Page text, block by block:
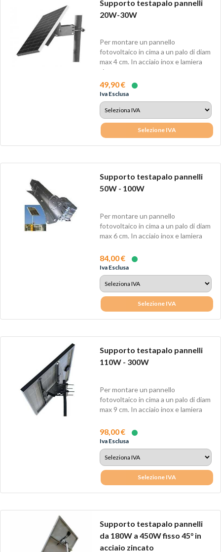
Supporto testapalo pannelli
20W-30W
Per montare un pannello
fotovoltaico in cima a un palo di diam
max 4 cm. In acciaio inox e lamiera
zincata...
49,90 €
Iva Esclusa
Selezione IVA
Supporto testapalo pannelli
50W - 100W
Per montare un pannello
fotovoltaico in cima a un palo di diam
max 6 cm. In acciaio inox e lamiera
84,00 €
Iva Esclusa
Selezione IVA
Supporto testapalo pannelli
110W - 300W
Per montare un pannello
fotovoltaico in cima a un palo di diam
max 9 cm. In acciaio inox e lamiera
98,00 €
Iva Esclusa
Selezione IVA
Supporto testapalo pannelli
da 180W a 450W fisso 45° in
acciaio zincato